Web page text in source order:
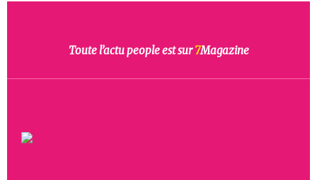
Toute l’actu people est sur7Magazine